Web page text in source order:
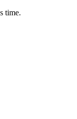
time.